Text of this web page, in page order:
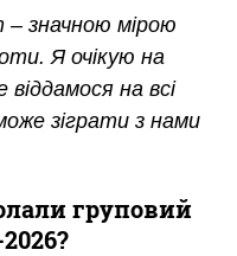
значною мірою
Я очікую на
на всі
зіграти з нами
груповий